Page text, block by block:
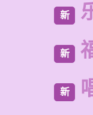
新
新
新